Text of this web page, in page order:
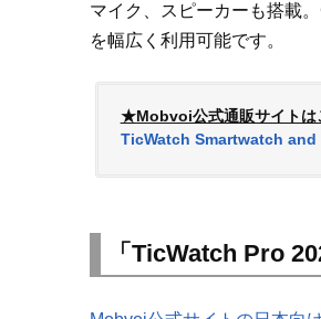
マイク、スピーカーも搭載
を幅広く利用可能です。
★Mobvoi公式通販サイトは
TicWatch Smartwatch
「TicWatch Pro